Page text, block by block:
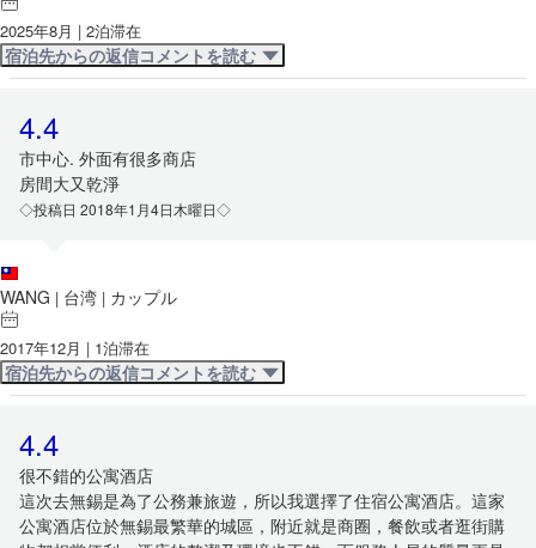
2025年8月 | 2泊滞在
宿泊先からの返信コメントを読む
4.4
市中心. 外面有很多商店
房間大又乾淨
◇投稿日 2018年1月4日木曜日◇
WANG | 台湾 | カップル
2017年12月 | 1泊滞在
宿泊先からの返信コメントを読む
4.4
很不錯的公寓酒店
這次去無錫是為了公務兼旅遊，所以我選擇了住宿公寓酒店。這家
公寓酒店位於無錫最繁華的城區，附近就是商圈，餐飲或者逛街購